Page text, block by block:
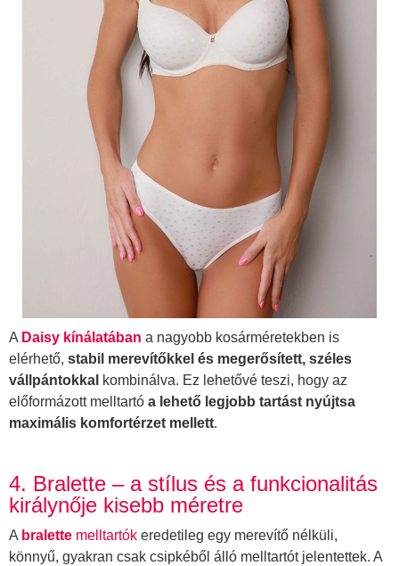
A Daisy kínálatában a nagyobb kosárméretekben is
elérhető, stabil merevítőkkel és megerősített, széles
vállpántokkal kombinálva. Ez lehetővé teszi, hogy az
előformázott melltartó a lehető legjobb tartást nyújtsa
maximális komfortérzet mellett.
4. Bralette – a stílus és a funkcionalitás
királynője kisebb méretre
A bralette melltartók eredetileg egy merevítő nélküli,
könnyű, gyakran csak csipkéből álló melltartót jelentettek. A